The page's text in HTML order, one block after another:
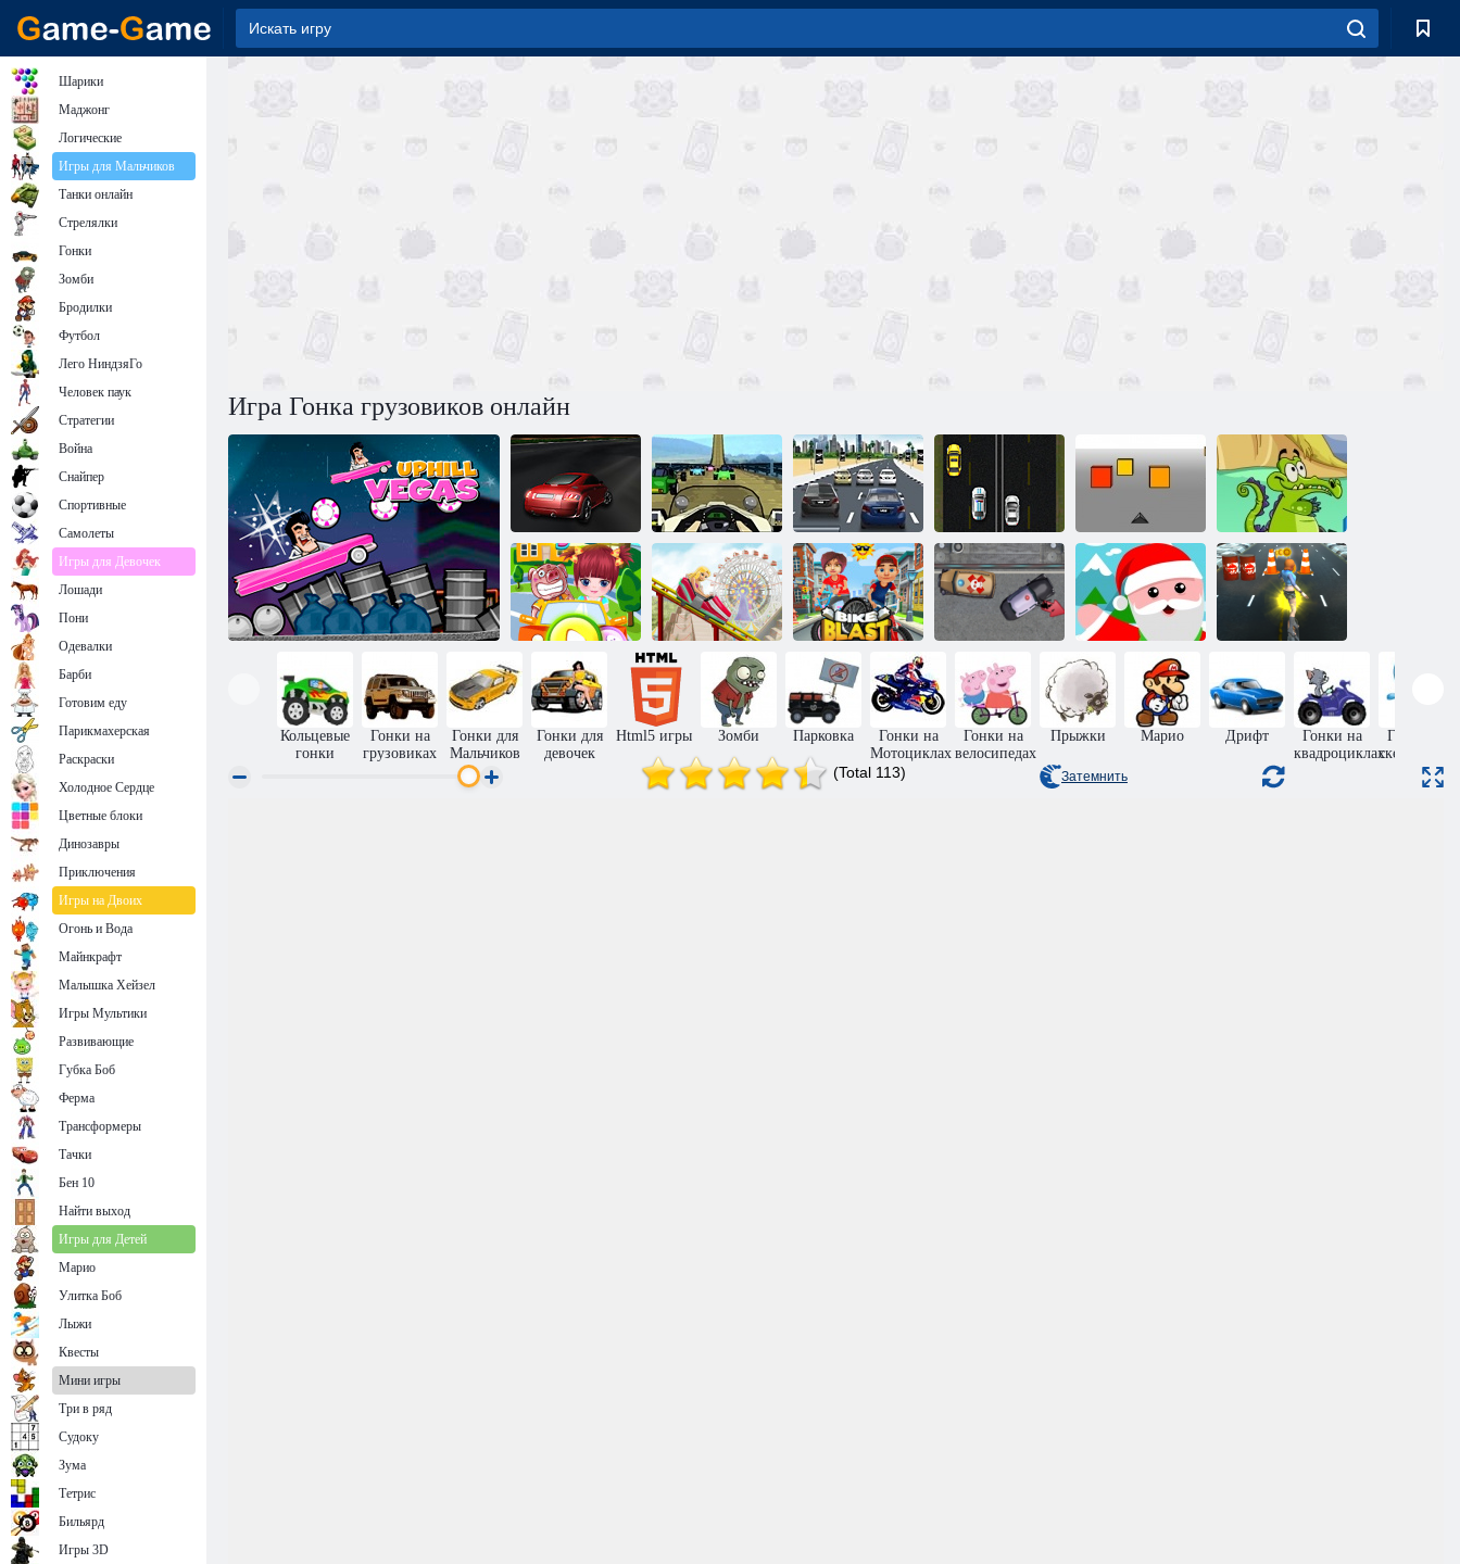
Игра Гонка грузовиков онлайн
3D гонка на
Ауди
Гонка по
американским
горкам
Бешеная 3D
гонка
Преследование
ФБР
Кубфилд
Гонки на
моторных
лодках в
болоте
Американские
горки 5
Велосипедный
Кража скорой
помощи
Санта лыжник
Девушка на
скейте
Кольцевые
гонки
Гонки на
грузовиках
Гонки для
Мальчиков
Гонки для
девочек
Html5 игры Зомби Парковка
Гонки на
Мотоциклах
Гонки на
велосипедах
Прыжки Марио Дрифт
Гонки на
квадроциклах
Гонки на
скейтбордах
(Total 113) Затемнить
Шарики
Маджонг
Логические
Игры для Мальчиков
Танки онлайн
Стрелялки
Гонки
Зомби
Бродилки
Футбол
Лего НиндзяГо
Человек паук
Стратегии
Война
Снайпер
Спортивные
Самолеты
Игры для Девочек
Лошади
Пони
Одевалки
Барби
Готовим еду
Парикмахерская
Раскраски
Холодное Сердце
Цветные блоки
Динозавры
Приключения
Игры на Двоих
Огонь и Вода
Майнкрафт
Малышка Хейзел
Игры Мультики
Развивающие
Губка Боб
Ферма
Трансформеры
Тачки
Бен 10
Найти выход
Игры для Детей
Марио
Улитка Боб
Лыжи
Квесты
Мини игры
Три в ряд
Судоку
Зума
Тетрис
Бильярд
Игры 3D